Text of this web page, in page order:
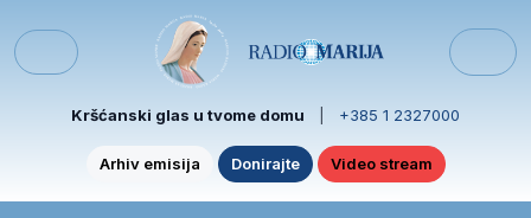
Menu
Kršćanski glas u tvome domu +385 1 2327000
Arhiv emisija Donirajte Video stream